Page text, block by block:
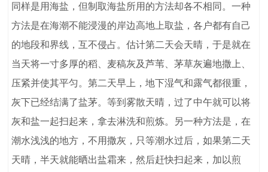
同样是用海盐，但制取海盐所用的方法却各不相同。一种
方法是在海潮不能浸漫的岸边高地上取盐，各户都有自己
的地段和界线，互不侵占。估计第二天会天晴，于是就在
当天将一寸多厚的稻、麦稿灰及芦苇、茅草灰遍地撒上、
压紧并使其平匀。第二天早上，地下湿气和露气都很重，
灰下已经结满了盐茅。等到雾散天晴，过了中午就可以将
灰和盐一起扫起来，拿去淋洗和煎炼。另一种方法是，在
潮水浅浅的地方，不用撒灰，只等潮水过后，如果第二天
天晴，半天就能晒出盐霜来，然后赶快扫起来，加以煎